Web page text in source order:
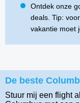
Ontdek onze
deals. Tip:
vakantie moet
De beste
Stuur mij een flight